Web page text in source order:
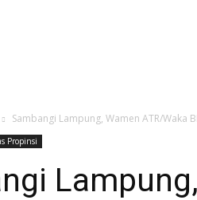
Sambangi Lampung, Wamen ATR/Waka
Propinsi